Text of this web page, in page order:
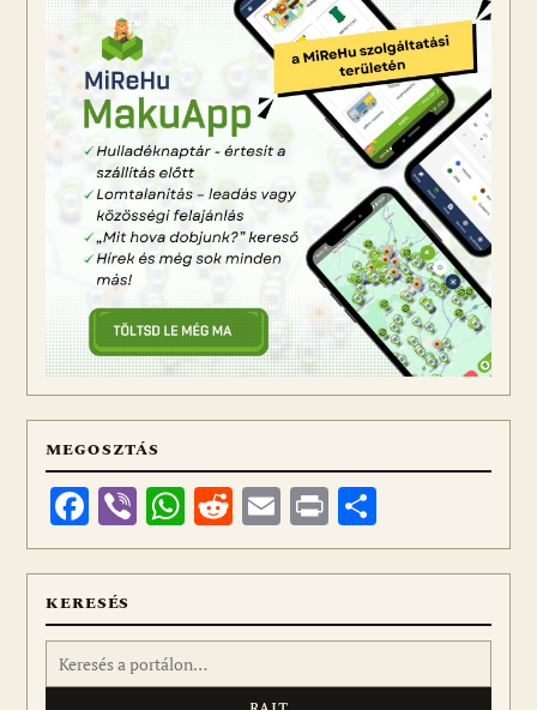
MEGOSZTÁS
Facebook
ViberWhatsApp
Reddit
Email
Print
meg
KERESÉS
Keresés: